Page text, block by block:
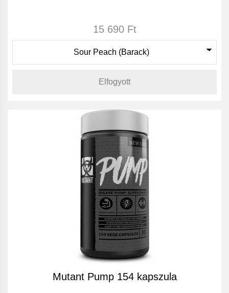
15 690 Ft
Elfogyott
Mutant Pump 154 kapszula